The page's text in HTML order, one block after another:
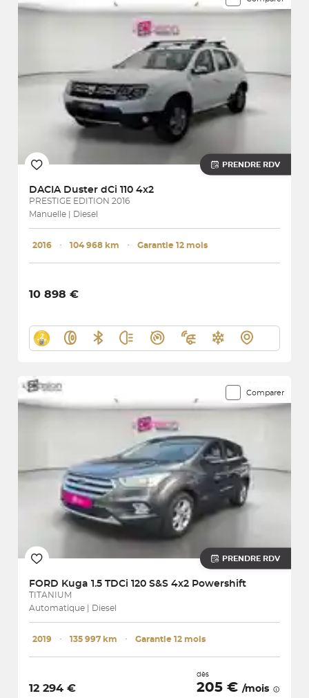
PRENDRE RDV
DACIA Duster dCi 110 4x2
PRESTIGE EDITION 2016
Manuelle | Diesel
2016 ･ 104 968 km ･ Garantie 12 mois
10 898 €
Comparer
PRENDRE RDV
FORD Kuga 1.5 TDCi 120 S&S 4x2 Powershift
TITANIUM
Automatique | Diesel
2019 ･ 135 997 km ･ Garantie 12 mois
12 294 €
dès
205 € /mois